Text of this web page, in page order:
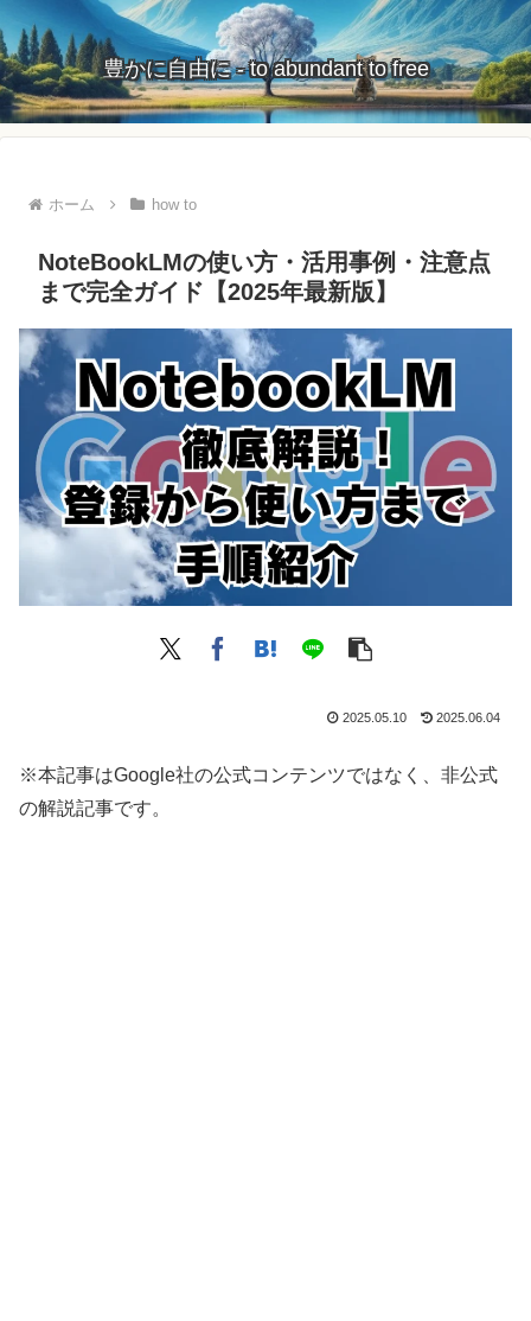
豊かに自由に - to abundant to free
ホーム how to
NoteBookLMの使い方・活用事例・注意点
まで完全ガイド【2025年最新版】
2025.05.10 2025.06.04
※本記事はGoogle社の公式コンテンツではなく、非公式
の解説記事です。